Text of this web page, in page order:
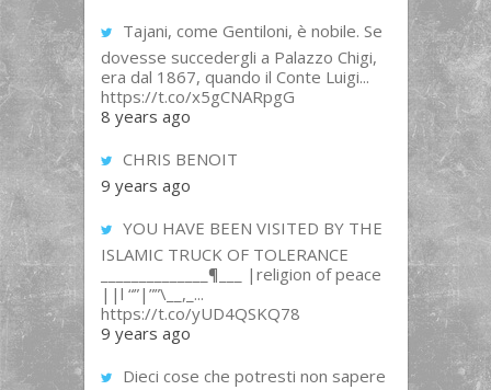
Tajani, come Gentiloni, è nobile. Se
dovesse succedergli a Palazzo Chigi,
era dal 1867, quando il Conte Luigi...
https://t.co/x5gCNARpgG
8 years ago
CHRIS BENOIT
9 years ago
YOU HAVE BEEN VISITED BY THE
ISLAMIC TRUCK OF TOLERANCE
______________¶___ |religion of peace
||l “”|””\__,_...
https://t.co/yUD4QSKQ78
9 years ago
Dieci cose che potresti non sapere